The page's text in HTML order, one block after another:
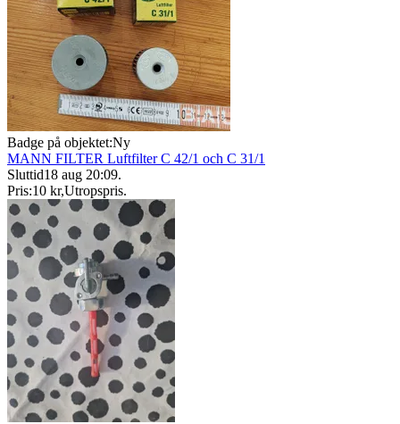
Badge på objektet:Ny
MANN FILTER Luftfilter C 42/1 och C 31/1
Sluttid18 aug 20:09.
Pris:10 kr,Utropspris.